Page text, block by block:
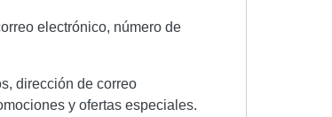
electrónico, número de
dirección de correo
y ofertas especiales.